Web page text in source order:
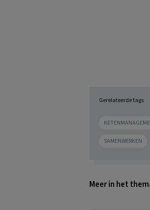
Gerelateerde tags
SAMENWERKEN
Meer in het